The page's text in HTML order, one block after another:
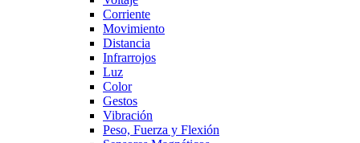
Corriente
Movimiento
Distancia
Infrarrojos
Luz
Color
Gestos
Vibración
Peso, Fuerza y Flexión